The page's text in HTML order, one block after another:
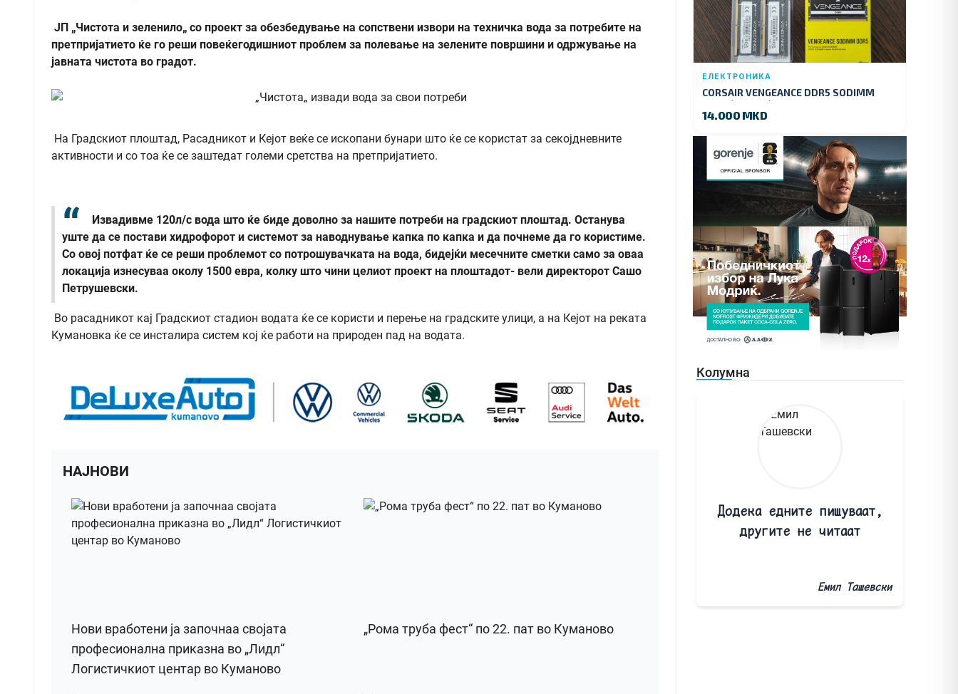
ЈП „Чистота и зеленило„ со проект за обезбедување на сопствени извори на техничка вода за потребите на
претпријатието ќе го реши повеќегодишниот проблем за полевање на зелените површини и одржување на
јавната чистота во градот.
На Градскиот плоштад, Расадникот и Кејот веќе се ископани бунари што ќе се користат за секојдневните
активности и со тоа ќе се заштедат големи сретства на претпријатието.
Извадивме 120л/с вода што ќе биде доволно за нашите потреби на градскиот плоштад. Останува
уште да се постави хидрофорот и системот за наводнување капка по капка и да почнеме да го користиме.
Со овој потфат ќе се реши проблемот со потрошувачката на вода, бидејќи месечните сметки само за оваа
локација изнесуваа околу 1500 евра, колку што чини целиот проект на плоштадот- вели директорот Сашо
Петрушевски.
Во расадникот кај Градскиот стадион водата ќе се користи и перење на градските улици, а на Кејот на реката
Кумановка ќе се инсталира систем кој ќе работи на природен пад на водата.
НАЈНОВИ
Нови вработени ја започнаа својата
професионална приказна во „Лидл“
Логистичкиот центар во Куманово
„Рома труба фест“ по 22. пат во Куманово
ЕЛЕКТРОНИКА
CORSAIR VENGEANCE DDR5 SODIMM
32GB (2x16GB) DDR5 4800MT/s
14.000 MKD
Колумна
Додека едните пишуваат,
другите не читаат
Емил Ташевски